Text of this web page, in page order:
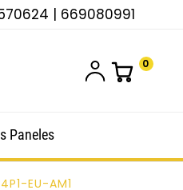
| 669080991
0
Paneles
EU-AM1